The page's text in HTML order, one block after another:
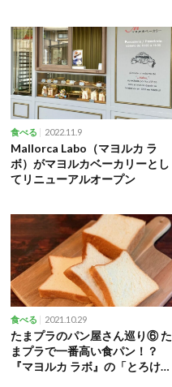
食べる 2022.11.9
Mallorca Labo（マヨルカ ラ
ボ）がマヨルカベーカリーとし
てリニューアルオープン
食べる 2021.10.29
たまプラのパン屋さん巡り⑥ た
まプラで一番高い食パン！？
『マヨルカ ラボ』の「とろける